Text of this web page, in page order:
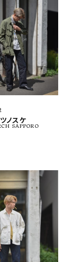
ノスケ
SAPPORO